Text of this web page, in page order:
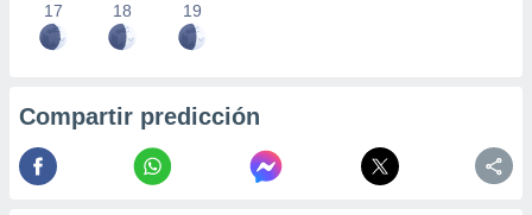
17 18 19
Compartir predicción